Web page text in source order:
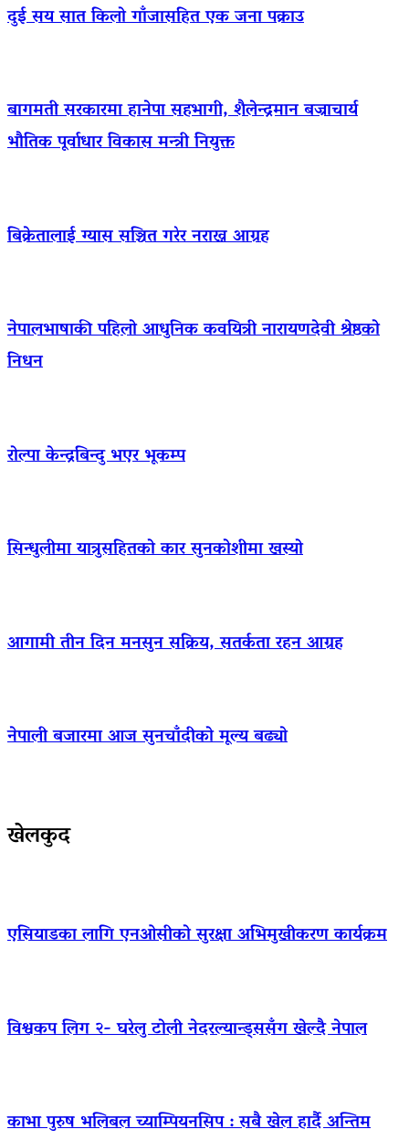
दुई सय सात किलो गाँजासहित एक जना पक्राउ
बागमती सरकारमा हानेपा सहभागी, शैलेन्द्रमान बज्राचार्य
भौतिक पूर्वाधार विकास मन्त्री नियुक्त
बिक्रेतालाई ग्यास सञ्चित गरेर नराख्न आग्रह
नेपालभाषाकी पहिलो आधुनिक कवयित्री नारायणदेवी श्रेष्ठको
निधन
रोल्पा केन्द्रबिन्दु भएर भूकम्प
सिन्धुलीमा यात्रुसहितको कार सुनकोशीमा खस्यो
आगामी तीन दिन मनसुन सक्रिय, सतर्कता रहन आग्रह
नेपाली बजारमा आज सुनचाँदीको मूल्य बढ्याे
खेलकुद
एसियाडका लागि एनओसीको सुरक्षा अभिमुखीकरण कार्यक्रम
विश्वकप लिग २- घरेलु टोली नेदरल्यान्ड्ससँग खेल्दै नेपाल
काभा पुरुष भलिबल च्याम्पियनसिप : सबै खेल हार्दै अन्तिम